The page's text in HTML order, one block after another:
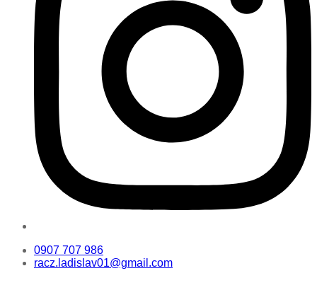
0907 707 986
racz.ladislav01@gmail.com